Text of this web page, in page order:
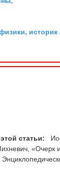
историк
статьи:
«Очерк